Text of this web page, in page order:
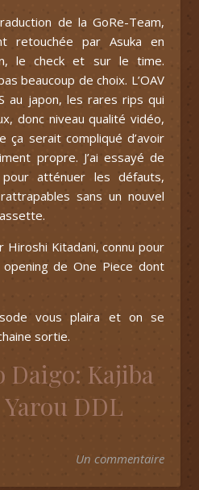
de la GoRe-Team,
retouchée par Asuka en
le check et sur le time.
beaucoup de choix. L’OAV
au japon, les rares rips qui
donc niveau qualité vidéo,
ça serait compliqué d’avoir
propre. J’ai essayé de
atténuer les défauts,
sans un nouvel
Hiroshi Kitadani, connu pour
de One Piece dont
vous plaira et on se
sortie.
Daigo: Kajiba
DDL
Un commentaire